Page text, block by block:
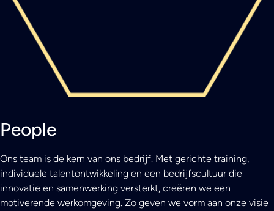
People
Ons team is de kern van ons bedrijf. Met gerichte training,
individuele talentontwikkeling en een bedrijfscultuur die
innovatie en samenwerking versterkt, creëren we een
motiverende werkomgeving. Zo geven we vorm aan onze visie